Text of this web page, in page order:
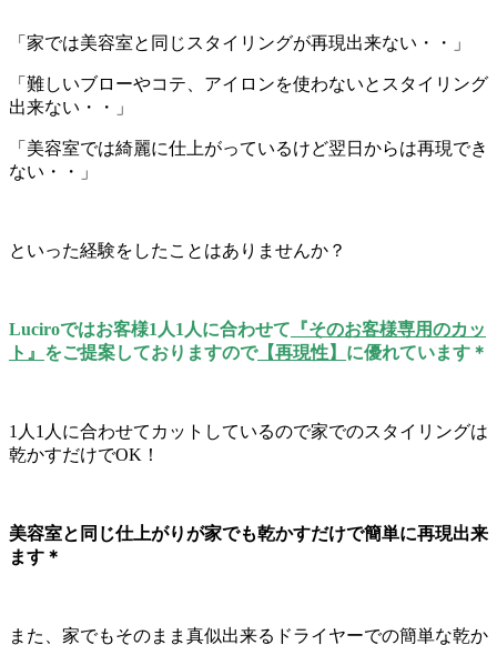
「家では美容室と同じスタイリングが再現出来ない・・」
「難しいブローやコテ、アイロンを使わないとスタイリング
出来ない・・」
「美容室では綺麗に仕上がっているけど翌日からは再現でき
ない・・」
といった経験をしたことはありませんか？
Luciroではお客様1人1人に合わせて 『そのお客様専用のカッ
ト』 をご提案しておりますので【再現性】 に優れています＊
1人1人に合わせてカットしているので家でのスタイリングは
乾かすだけでOK！
美容室と同じ仕上がりが家でも乾かすだけで簡単に再現出来
ます＊
また、家でもそのまま真似出来るドライヤーでの簡単な乾か